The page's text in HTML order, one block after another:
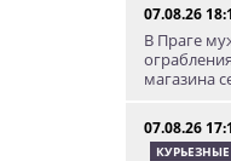
07.08.26
В Праге
магазина
07.08.26